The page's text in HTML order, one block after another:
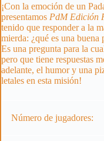
¡Con la emoción de un
presentamos PdM Edición
tenido que responder a la
mierda: ¿qué es una buena
Es una pregunta para la
pero que tiene respuestas
adelante, el humor y una
letales en esta misión!
Número de jugadores: